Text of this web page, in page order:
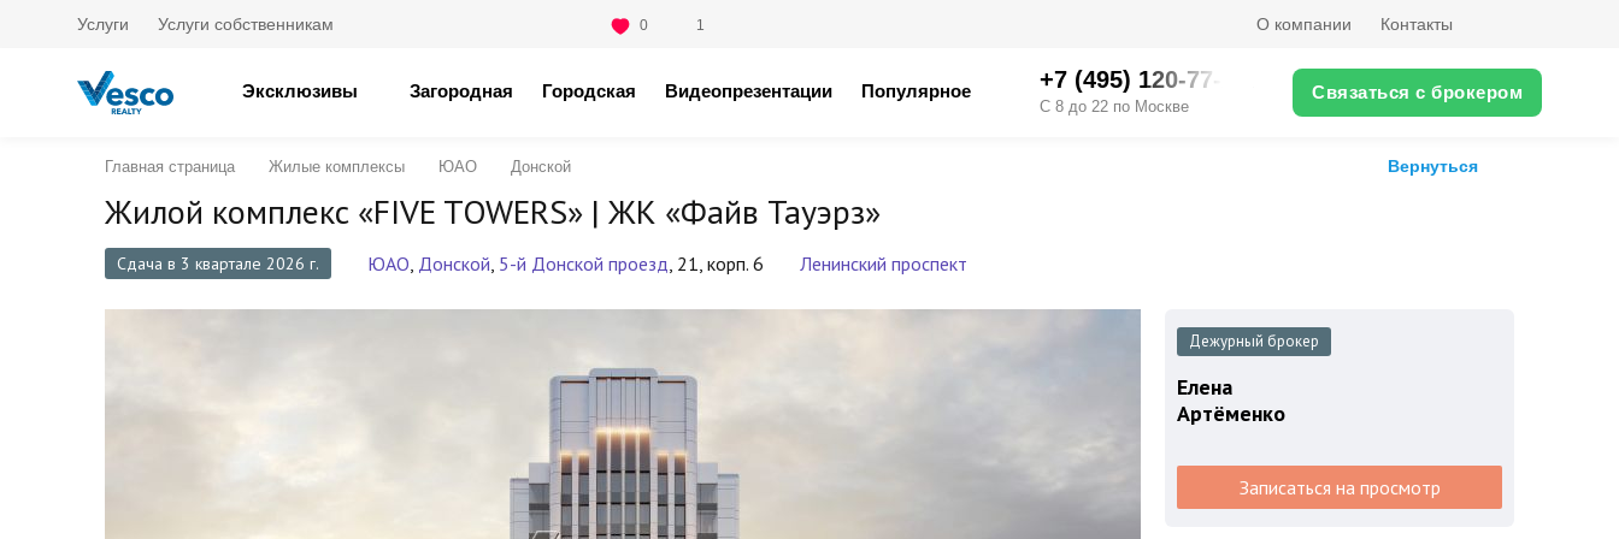
Услуги Услуги собственникам 0 1 О компании Контакты
Эксклюзивы Загородная Городская Видеопрезентации Популярное +7 (495) ‎120-77-XX
С 8 до 22 по Москве
Связаться с брокером
Главная страница Жилые комплексы ЮАО Донской Вернуться
Жилой комплекс «FIVE TOWERS» | ЖК «Файв Тауэрз»
Сдача в 3 квартале 2026 г. ЮАО, Донской, 5-й Донской проезд, 21, корп. 6 Ленинский проспект
Дежурный брокер
Елена
Артёменко
Записаться на просмотр